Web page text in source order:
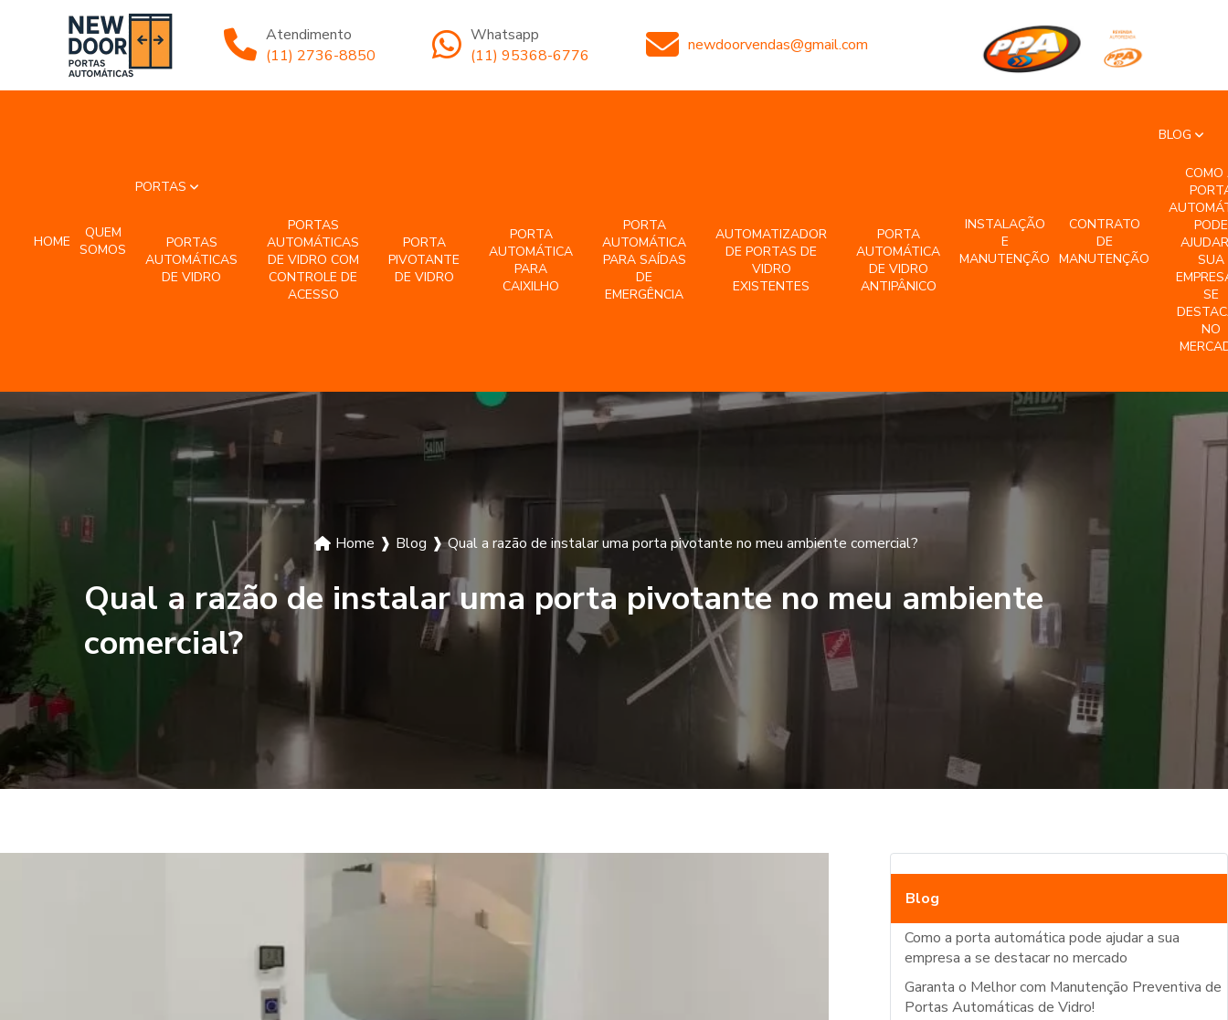
Atendimento
(11) 2736-8850
Whatsapp
(11) 95368-6776
newdoorvendas@gmail.com
HOME
QUEM
SOMOS
PORTAS
PORTAS
AUTOMÁTICAS
DE VIDRO
PORTAS
AUTOMÁTICAS
DE VIDRO COM
CONTROLE DE
ACESSO
PORTA
PIVOTANTE
DE VIDRO
PORTA
AUTOMÁTICA
PARA
CAIXILHO
PORTA
AUTOMÁTICA
PARA SAÍDAS
DE
EMERGÊNCIA
AUTOMATIZADOR
DE PORTAS DE
VIDRO
EXISTENTES
PORTA
AUTOMÁTICA
DE VIDRO
ANTIPÂNICO
INSTALAÇÃO
E
MANUTENÇÃO
CONTRATO
DE
MANUTENÇÃO
BLOG
COMO
PODE
SUA
SE
NO
Home ❱ Blog ❱ Qual a razão de instalar uma porta pivotante no meu ambiente comercial?
Qual a razão de instalar uma porta pivotante no meu ambiente
comercial?
Blog
Como a porta automática pode ajudar a sua
empresa a se destacar no mercado
Garanta o Melhor com Manutenção Preventiva de
Portas Automáticas de Vidro!